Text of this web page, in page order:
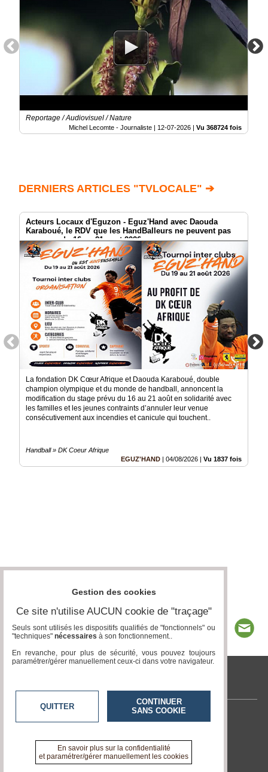
Reportage / Audiovisuel / Nature
Michel Lecomte - Journaliste | 12-07-2026 | Vu 368724 fois
DERNIERS ARTICLES "TVLOCALE" ➔
Acteurs Locaux d'Eguzon - Eguz'Hand avec Daouda
Karaboué, le RDV que les HandBalleurs ne peuvent pas
manquer du 16 au 21 aout 2026
La fondation DK Cœur Afrique et Daouda Karaboué, double
champion olympique et du monde de handball, annoncent la
modification du stage prévu du 16 au 21 août en solidarité avec
les familles et les jeunes contraints d’annuler leur venue
consécutivement aux incendies et canicule qui touchent..
Handball » DK Coeur Afrique
EGUZ'HAND
04/08/2026 Vu 1837 fois
tvlocale.fr
Contactez-nous
A propos de tvlocale.fr
Gestion des cookies
Ce site n'utilise AUCUN cookie de "traçage"
Seuls sont utilisés les dispositifs qualifiés de "fonctionnels" ou
"techniques" nécessaires à son fonctionnement..
En revanche, pour plus de sécurité, vous pouvez toujours
paramétrer/gérer manuellement ceux-ci dans votre navigateur.
QUITTER
CONTINUER
SANS COOKIE
En savoir plus sur la confidentialité
et paramétrer/gérer manuellement les cookies